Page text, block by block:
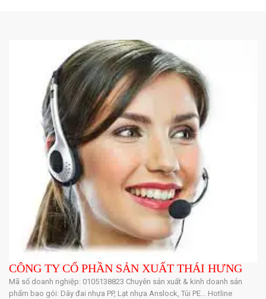
CÔNG TY CỔ PHẦN SẢN XUẤT THÁI HƯNG
Mã số doanh nghiệp: 0105138823 Chuyên sản xuất & kinh doanh sản
phẩm bao gói: Dây đai nhựa PP, Lạt nhựa Anslock, Túi PE... Hotline